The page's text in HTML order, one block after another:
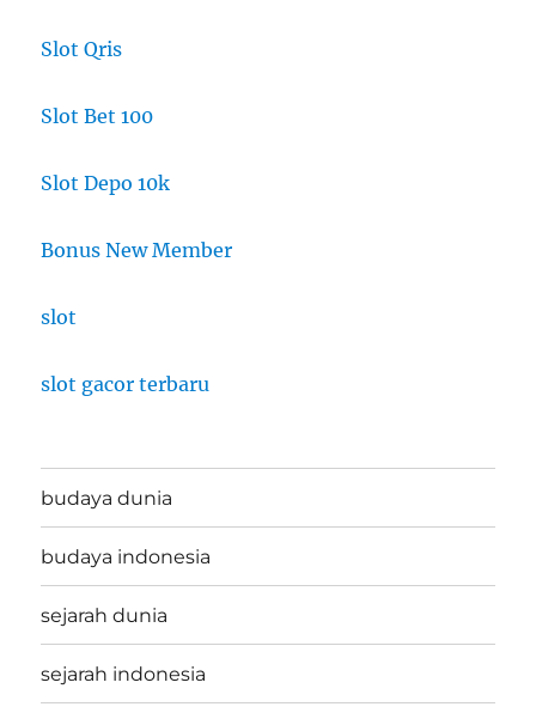
Slot Qris
Slot Bet 100
Slot Depo 10k
Bonus New Member
slot
slot gacor terbaru
budaya dunia
budaya indonesia
sejarah dunia
sejarah indonesia